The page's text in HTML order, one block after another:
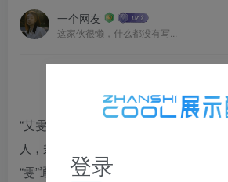
一个网友
这家伙很懒，什么都没有写...
“艾雯雯”是一名出生于2000年5月4日的
人，秉承五四精神的新时代青年。“艾”通
“雯”通“文”。名字寓意AI（人工智能）
登录